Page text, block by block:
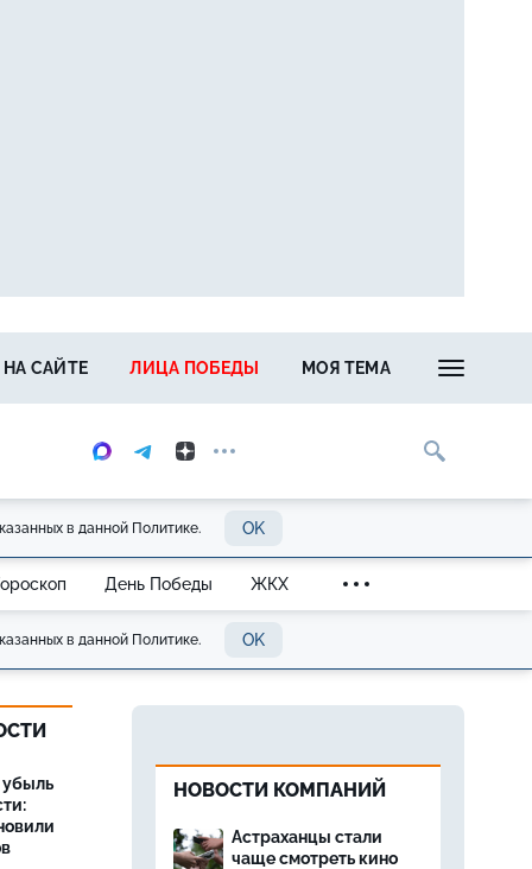
НА САЙТЕ ЛИЦА ПОБЕДЫ МОЯ ТЕМА
в данной Политике. OK
День Победы ЖКХ
в данной Политике. OK
убыль
НОВОСТИ КОМПАНИЙ
Астраханцы стали
чаще смотреть кино